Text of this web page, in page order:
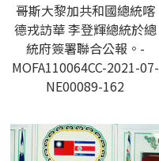
哥斯大黎加共和國總統喀
德戎訪華 李登輝總統於總
統府簽署聯合公報。-
MOFA110064CC-2021-07-
NE00089-162